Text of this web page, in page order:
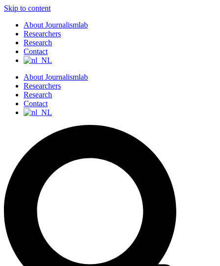
Skip to content
About Journalismlab
Researchers
Research
Contact
About Journalismlab
Researchers
Research
Contact